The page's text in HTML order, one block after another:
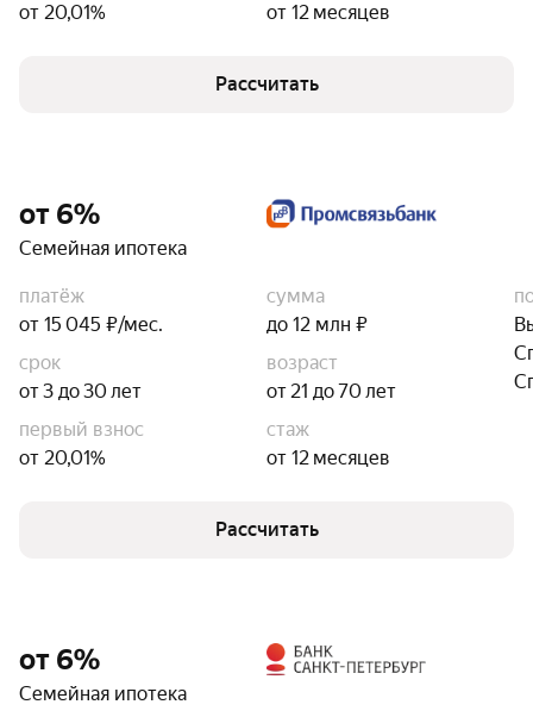
от 20,01%
от 12 месяцев
Рассчитать
от 6%
Семейная ипотека
платёж
от 15 045 ₽/мес.
сумма
до 12 млн ₽
срок
от 3 до 30 лет
возраст
от 21 до 70 лет
первый взнос
от 20,01%
стаж
от 12 месяцев
Рассчитать
от 6%
Семейная ипотека